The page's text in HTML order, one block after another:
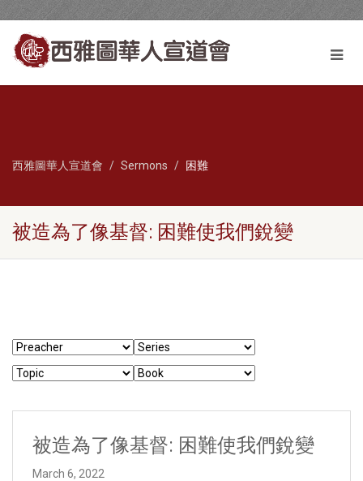
西雅圖華人宣道會 Sermons 困難
被造為了像基督: 困難使我們銳變
被造為了像基督: 困難使我們銳變
March 6, 2022